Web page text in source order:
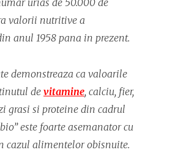
urias de 50.000 de
valorii nutritive a
anul 1958 pana in prezent.
demonstreaza ca valoarile
de vitamine, calciu, fier,
grasi si proteine din cadrul
este foarte asemanator cu
cazul alimentelor obisnuite.